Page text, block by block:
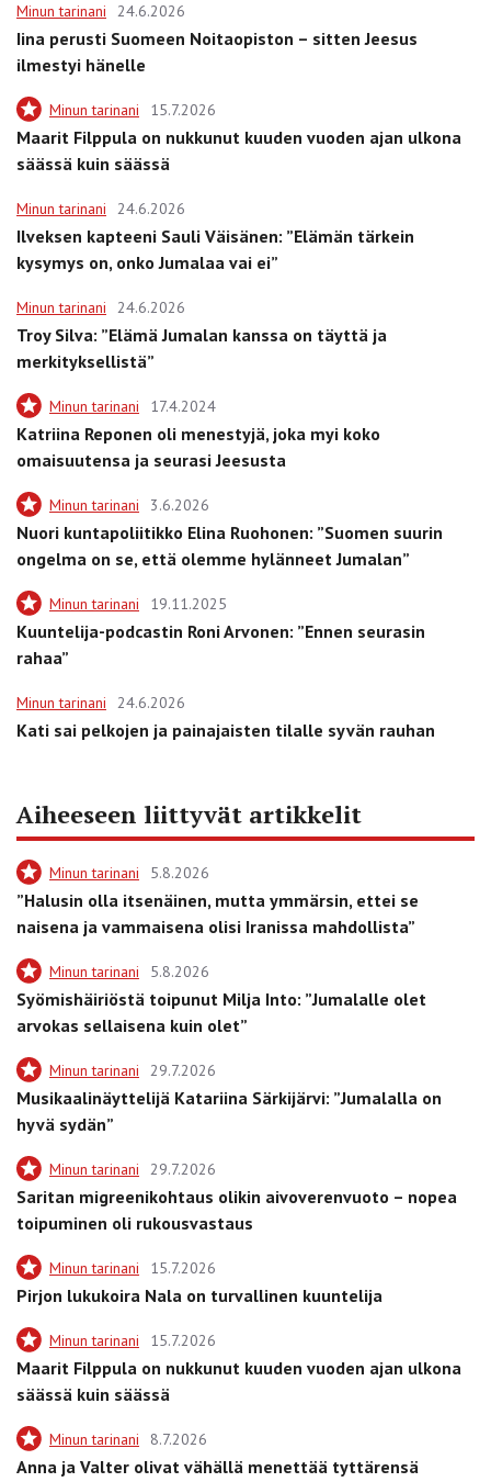
Minun tarinani 24.6.2026
Iina perusti Suomeen Noitaopiston – sitten Jeesus
ilmestyi hänelle
Minun tarinani 15.7.2026
Maarit Filppula on nukkunut kuuden vuoden ajan ulkona
säässä kuin säässä
Minun tarinani 24.6.2026
Ilveksen kapteeni Sauli Väisänen: ”Elämän tärkein
kysymys on, onko Jumalaa vai ei”
Minun tarinani 24.6.2026
Troy Silva: ”Elämä Jumalan kanssa on täyttä ja
merkityksellistä”
Minun tarinani 17.4.2024
Katriina Reponen oli menestyjä, joka myi koko
omaisuutensa ja seurasi Jeesusta
Minun tarinani 3.6.2026
Nuori kuntapoliitikko Elina Ruohonen: ”Suomen suurin
ongelma on se, että olemme hylänneet Jumalan”
Minun tarinani 19.11.2025
Kuuntelija-podcastin Roni Arvonen: ”Ennen seurasin
rahaa”
Minun tarinani 24.6.2026
Kati sai pelkojen ja painajaisten tilalle syvän rauhan
Aiheeseen liittyvät artikkelit
Minun tarinani 5.8.2026
”Halusin olla itsenäinen, mutta ymmärsin, ettei se
naisena ja vammaisena olisi Iranissa mahdollista”
Minun tarinani 5.8.2026
Syömishäiriöstä toipunut Milja Into: ”Jumalalle olet
arvokas sellaisena kuin olet”
Minun tarinani 29.7.2026
Musikaalinäyttelijä Katariina Särkijärvi: ”Jumalalla on
hyvä sydän”
Minun tarinani 29.7.2026
Saritan migreenikohtaus olikin aivoverenvuoto – nopea
toipuminen oli rukousvastaus
Minun tarinani 15.7.2026
Pirjon lukukoira Nala on turvallinen kuuntelija
Minun tarinani 15.7.2026
Maarit Filppula on nukkunut kuuden vuoden ajan ulkona
säässä kuin säässä
Minun tarinani 8.7.2026
Anna ja Valter olivat vähällä menettää tyttärensä